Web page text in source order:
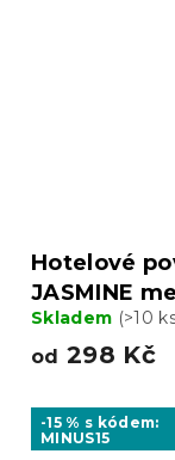
Hotelové
JASMINE
Skladem (>10
od 298 Kč
-15 % s kódem:
MINUS15